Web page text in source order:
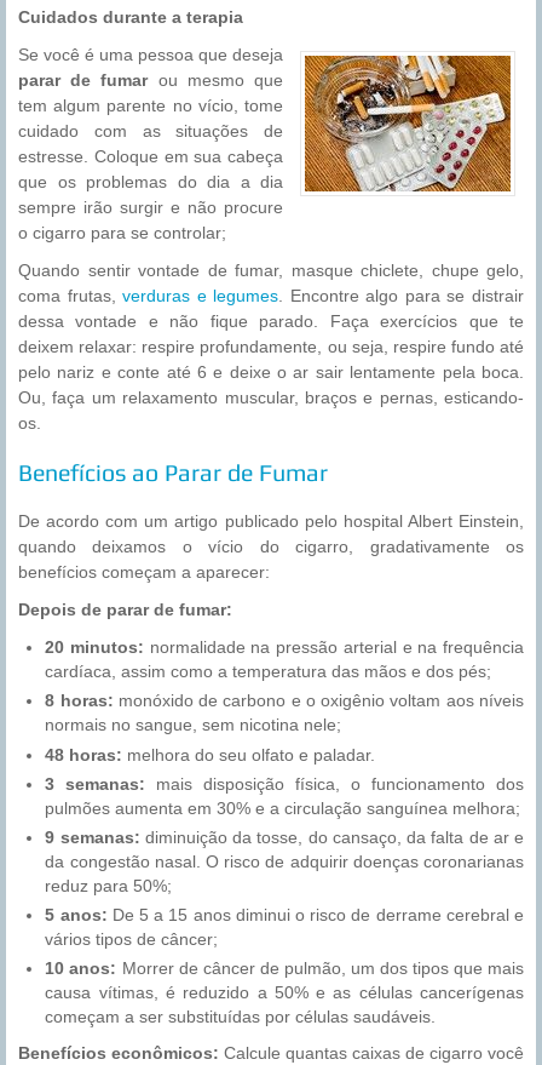
Cuidados durante a terapia
Se você é uma pessoa que deseja
parar de fumarou mesmo que
tem algum parente no vício, tome
cuidado com as situações de
estresse. Coloque em sua cabeça
que os problemas do dia a dia
sempre irão surgir e não procure
o cigarro para se controlar;
Quando sentir vontade de fumar, masque chiclete, chupe gelo,
coma frutas,verduras e legumes . Encontre algo para se distrair
dessa vontade e não fique parado. Faça exercícios que te
deixem relaxar: respire profundamente, ou seja, respire fundo até
pelo nariz e conte até 6 e deixe o ar sair lentamente pela boca.
Ou, faça um relaxamento muscular, braços e pernas, esticando-
os.
Benefícios ao Parar de Fumar
De acordo com um artigo publicado pelo hospital Albert Einstein,
quando deixamos o vício do cigarro, gradativamente os
benefícios começam a aparecer:
Depois de parar de fumar:
20 minutos: normalidade na pressão arterial e na frequência
cardíaca, assim como a temperatura das mãos e dos pés;
8 horas: monóxido de carbono e o oxigênio voltam aos níveis
normais no sangue, sem nicotina nele;
48 horas: melhora do seu olfato e paladar.
3 semanas: mais disposição física, o funcionamento dos
pulmões aumenta em 30% e a circulação sanguínea melhora;
9 semanas: diminuição da tosse, do cansaço, da falta de ar e
da congestão nasal. O risco de adquirir doenças coronarianas
reduz para 50%;
5 anos: De 5 a 15 anos diminui o risco de derrame cerebral e
vários tipos de câncer;
10 anos: Morrer de câncer de pulmão, um dos tipos que mais
causa vítimas, é reduzido a 50% e as células cancerígenas
começam a ser substituídas por células saudáveis.
Benefícios econômicos: Calcule quantas caixas de cigarro você